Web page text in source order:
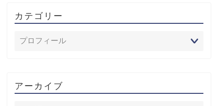
カテゴリー
アーカイブ